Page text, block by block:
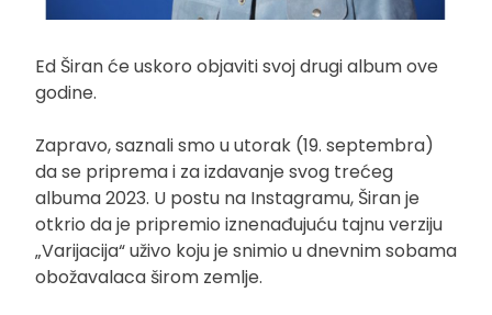
Ed Širan će uskoro objaviti svoj drugi album ove
godine.
Zapravo, saznali smo u utorak (19. septembra)
da se priprema i za izdavanje svog trećeg
albuma 2023. U postu na Instagramu, Širan je
otkrio da je pripremio iznenađujuću tajnu verziju
„Varijacija“ uživo koju je snimio u dnevnim sobama
obožavalaca širom zemlje.